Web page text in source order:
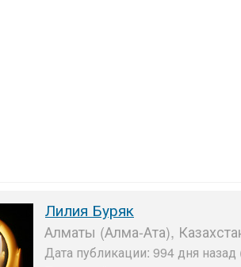
Лилия Буряк
Алматы (Алма-Ата),
Дата публикации: 994 дня назад